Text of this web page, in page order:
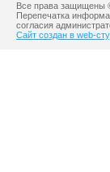
Все права защищены
Перепечатка
согласия
Сайт создан в web-